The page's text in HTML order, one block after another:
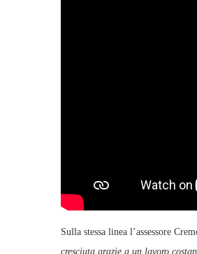
Sulla stessa linea l’assessore
cresciuta grazie a un lavoro